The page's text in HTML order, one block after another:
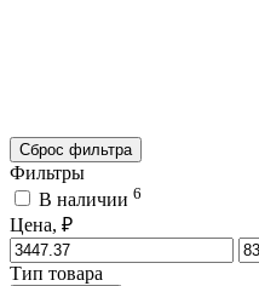
Сброс фильтра
Фильтры
В наличии 6
Цена, ₽
Тип товара